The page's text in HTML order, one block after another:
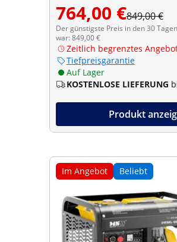
764,00 €849,00 €
Der günstigste Preis in den 30
war: 849,00 €
Zeitlich begrenztes
Tiefpreisgarantie
Auf Lager
KOSTENLOSE LIEFERUNG
Produkt
Im Angebot Beliebt